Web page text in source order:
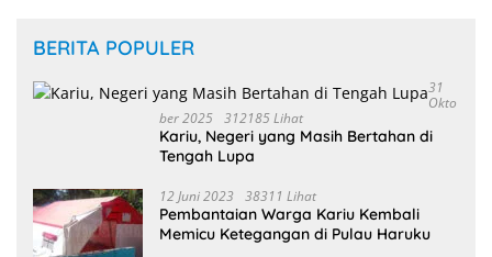
BERITA POPULER
31
Okto
Ber 2025 312185 Lihat
Kariu, Negeri yang Masih Bertahan di
Tengah Lupa
12 Juni 2023 38311 Lihat
Pembantaian Warga Kariu Kembali
Memicu Ketegangan di Pulau Haruku